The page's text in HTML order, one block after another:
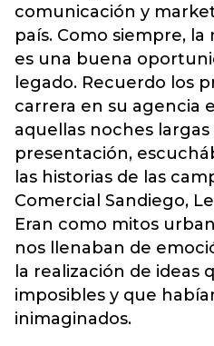
comunicación y
país. Como siempre,
es una buena
legado. Recuerdo los
carrera en su agencia
aquellas noches
presentación,
las historias de las
Comercial Sandiego,
Eran como mitos
nos llenaban de
la realización de ideas
imposibles y que
inimaginados.